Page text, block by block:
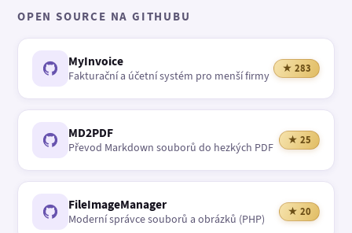
OPEN SOURCE NA GITHUBU
MyInvoice
Fakturační a účetní systém pro menší firmy
★ 283
MD2PDF
Převod Markdown souborů do hezkých PDF
★ 25
FileImageManager
Moderní správce souborů a obrázků (PHP)
★ 20